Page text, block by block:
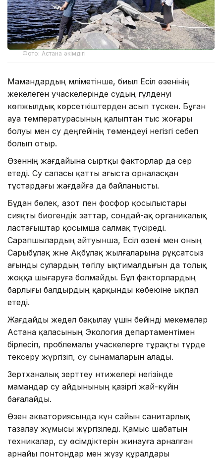
Фото: Астана әкімдігі
Мамандардың мәліметінше, биыл Есіл өзенінің
жекелеген учаскелерінде судың гүлденуі
көпжылдық көрсеткіштерден асып түскен. Бұған
ауа температурасының қалыптан тыс жоғары
болуы мен су деңгейінің төмендеуі негізгі себеп
болып отыр.
Өзеннің жағдайына сыртқы факторлар да әсер
етеді. Су сапасы қатты ағыста орналасқан
тұстардағы жағдайға да байланысты.
Бұдан бөлек, азот пен фосфор қосылыстары
сияқты биогендік заттар, сондай-ақ органикалық
ластағыштар қосымша салмақ түсіреді.
Сарапшылардың айтуынша, Есіл өзені мен оның
Сарыбұлақ және Ақбұлақ жылғаларына рұқсатсыз
ағынды сулардың төгілу ықтималдығын да толық
жоққа шығаруға болмайды. Бұл факторлардың
барлығы балдырдың қарқынды көбеюіне ықпал
етеді.
Жағдайды жедел бақылау үшін бейінді мекемелер
Астана қаласының Экология департаментімен
бірлесіп, проблемалы учаскелерге тұрақты түрде
тексеру жүргізіп, су сынамаларын алады.
Зертханалық зерттеу нәтижелері негізінде
мамандар су айдынының қазіргі жай-күйін
бағалайды.
Өзен акваториясында күн сайын санитарлық
тазалау жұмысы жүргізіледі. Қамыс шабатын
техникалар, су өсімдіктерін жинауға арналған
арнайы понтондар мен жүзу құралдары